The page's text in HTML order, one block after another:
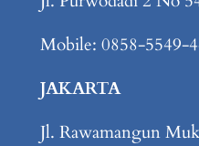
Mobile: 0858-5549-
JAKARTA
Jl. Rawamangun